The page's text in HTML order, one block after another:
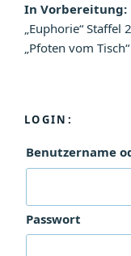
In Vorbereitung:
„Euphorie“ Staffel
„Pfoten vom
LOGIN:
Benutzername
Passwort